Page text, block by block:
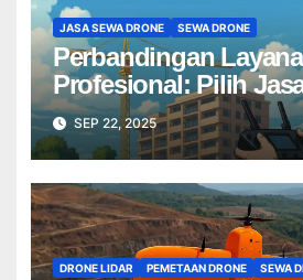
JASA SEWA DRONE SEWA DRONE
Perbandingan
Profesional: Pilih
Terbaik untuk Proyek
SEP 22, 2025
DRONE LIDAR PEMETAAN DRONE SEWA